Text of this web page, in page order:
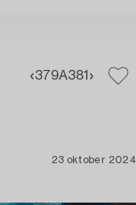
379A381
23 oktober 2024